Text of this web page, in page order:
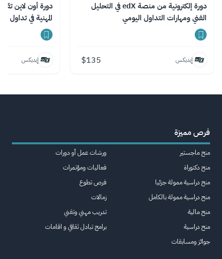
دورة إلكترونية من منصة edX في التحليل
الفني ومهارات التداول اليومي
إيديكس $135
المهنية في تداول
للتمويل
إيديكس
فرص مميزة
منح ماجستير
منح دكتوراة
منح دراسية ممولة جزئيا
منح دراسية ممولة بالكامل
منح مالية
منح دراسية
جوائز ومسابقات
ورشات عمل أو دورات
فعاليات ومؤتمرات
فرص تطوع
زمالات
تدريب مهني وتقني
برامج تبادل ثقافي و اقامات